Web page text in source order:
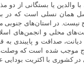
والدین یا بستگانی از دو
همان نسلی است که در
نیست. در استان‌های جنوبی
محلی و انجمن‌های
صداقت و پایبندی به
موجب شده است که
کشوری با اکثریت بودایی